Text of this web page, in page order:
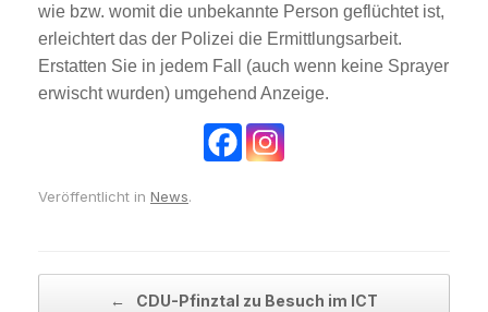
wie bzw. womit die unbekannte Person geflüchtet ist,
erleichtert das der Polizei die Ermittlungsarbeit.
Erstatten Sie in jedem Fall (auch wenn keine Sprayer
erwischt wurden) umgehend Anzeige.
Veröffentlicht in News.
←
CDU-Pfinztal zu Besuch im ICT